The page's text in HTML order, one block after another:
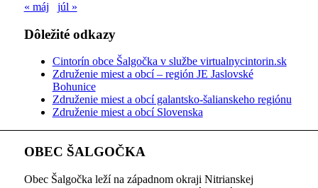
« máj
júl »
Dôležité odkazy
Cintorín obce Šalgočka v službe virtualnycintorin.sk
Združenie miest a obcí – región JE Jaslovské
Bohunice
Združenie miest a obcí galantsko-šalianskeho regiónu
Združenie miest a obcí Slovenska
OBEC ŠALGOČKA
Obec Šalgočka leží na západnom okraji Nitrianskej